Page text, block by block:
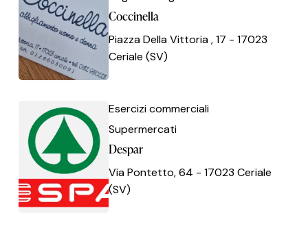
Coccinella
Piazza Della Vittoria , 17 - 17023
Ceriale (SV)
Despar Despar
Esercizi commerciali
Supermercati
Despar
Via Pontetto, 64 - 17023 Ceriale
(SV)